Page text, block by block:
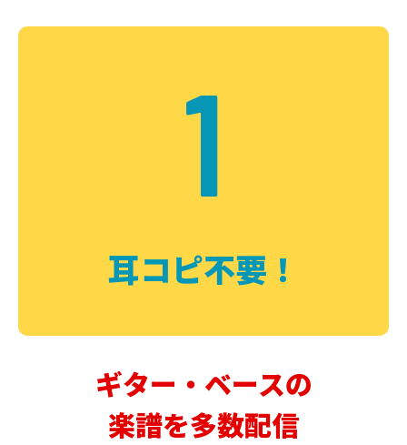
1
耳コピ不要！
ギター・ベースの
楽譜を多数配信